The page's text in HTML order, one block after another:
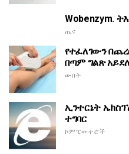
Wobenzym.
ጤና
የተፈለገውን
በጣም ግልጽ
ውበት
ኢንተርኔት
ተግባር
ኮምፒውተሮች